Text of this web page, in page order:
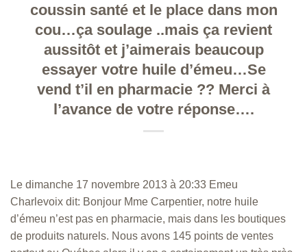
coussin santé et le place dans mon
cou…ça soulage ..mais ça revient
aussitôt et j’aimerais beaucoup
essayer votre huile d’émeu…Se
vend t’il en pharmacie ?? Merci à
l’avance de votre réponse….
Le dimanche 17 novembre 2013 à 20:33 Emeu
Charlevoix dit: Bonjour Mme Carpentier, notre huile
d’émeu n’est pas en pharmacie, mais dans les boutiques
de produits naturels. Nous avons 145 points de ventes